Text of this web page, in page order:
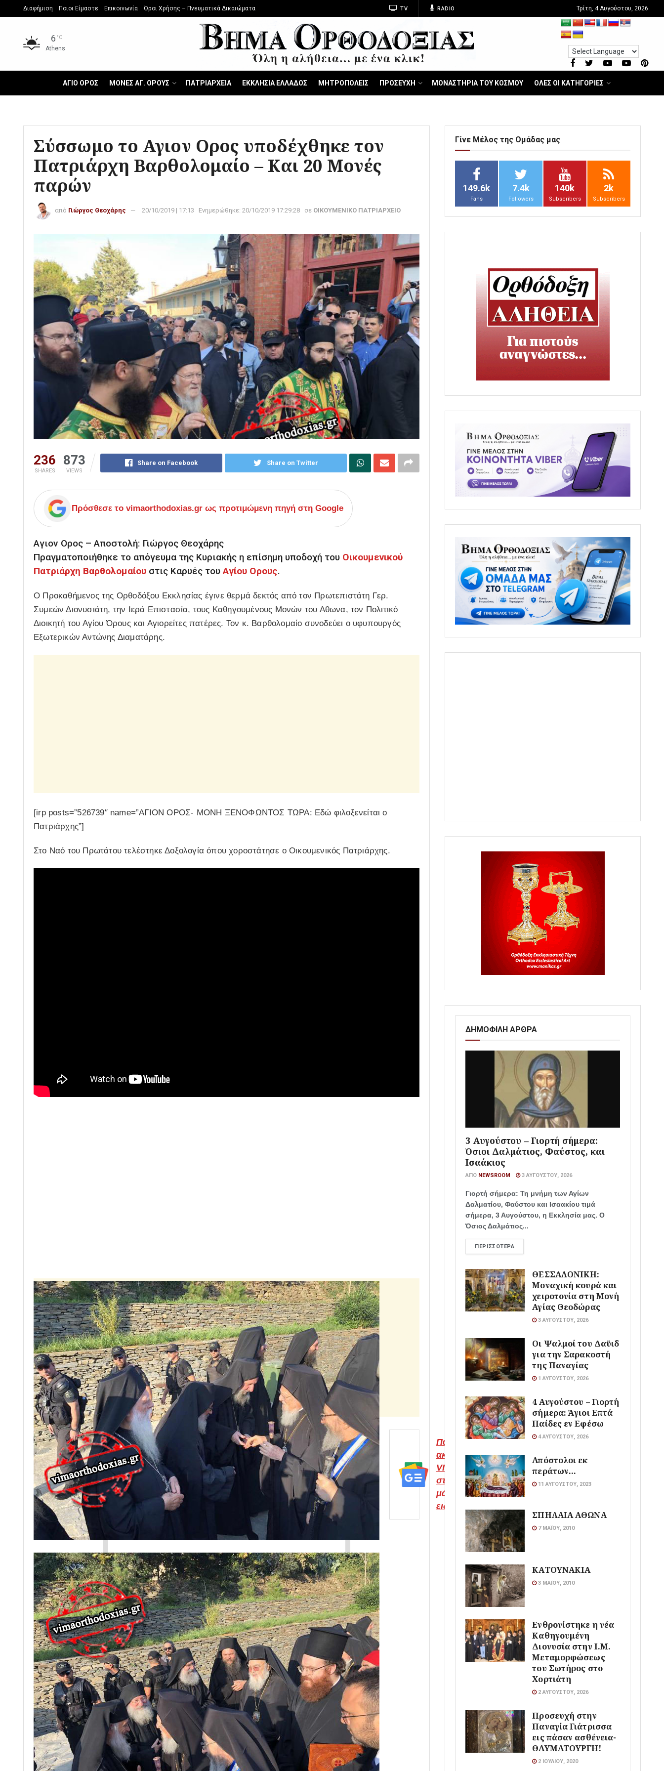
Διαφήμιση Ποιοι Είμαστε Επικοινωνία Όροι Χρήσης – Πνευματικά Δικαιώματα TV RADIO Τρίτη, 4 Αυγούστου, 2026
6 °C
Athens
ΑΓΙΟ ΟΡΟΣ ΜΟΝΕΣ ΑΓ. ΟΡΟΥΣ ΠΑΤΡΙΑΡΧΕΙΑ ΕΚΚΛΗΣΙΑ ΕΛΛΑΔΟΣ ΜΗΤΡΟΠΟΛΕΙΣ ΠΡΟΣΕΥΧΗ ΜΟΝΑΣΤΗΡΙΑ ΤΟΥ ΚΟΣΜΟΥ ΟΛΕΣ ΟΙ ΚΑΤΗΓΟΡΙΕΣ
Σύσσωμο το Αγιον Ορος υποδέχθηκε τον
Πατριάρχη Βαρθολομαίο – Και 20 Μονές
παρών
από Γιώργος Θεοχάρης 20/10/2019 | 17:13 Ενημερώθηκε: 20/10/2019 17:29:28 σε ΟΙΚΟΥΜΕΝΙΚΟ ΠΑΤΡΙΑΡΧΕΙΟ
236
SHARES
873
VIEWS
Share on Facebook Share on Twitter
Πρόσθεσε το vimaorthodoxias.gr ως προτιμώμενη πηγή στη Google
Αγιον Ορος – Αποστολή: Γιώργος Θεοχάρης
Πραγματοποιήθηκε το απόγευμα της Κυριακής η επίσημη υποδοχή του Οικουμενικού
Πατριάρχη Βαρθολομαίου στις Καρυές τουΑγίου Ορους.
Ο Προκαθήμενος της Ορθοδόξου Εκκλησίας έγινε θερμά δεκτός από τον Πρωτεπιστάτη Γερ.
Συμεών Διονυσιάτη, την Ιερά Επιστασία, τους Καθηγουμένους Μονών του Αθωνα, τον Πολιτικό
Διοικητή του Αγίου Όρους και Αγιορείτες πατέρες. Τον κ. Βαρθολομαίο συνοδεύει ο υφυπουργός
Εξωτερικών Αντώνης Διαματάρης.
[irp posts=”526739″ name=”ΑΓΙΟΝ ΟΡΟΣ- ΜΟΝΗ ΞΕΝΟΦΩΝΤΟΣ ΤΩΡΑ: Εδώ φιλοξενείται ο
Πατριάρχης”]
Στο Ναό του Πρωτάτου τελέστηκε Δοξολογία όπου χοροστάτησε ο Οικουμενικός Πατριάρχης.
Πάτα εδώ και
ακολούθησε το
VIMAORTHODOXIAS.gr
στο Google News και
μάθε πρώτος όλες τις
ειδήσεις
Γίνε Μέλος της Ομάδας μας
149.6k
Fans
7.4k
Followers
140k
Subscribers
2k
Subscribers
ΔΗΜΟΦΙΛΗ ΑΡΘΡΑ
3 Αυγούστου – Γιορτή σήμερα:
Όσιοι Δαλμάτιος, Φαύστος, και
Ισαάκιος
ΑΠΌ NEWSROOM 3 ΑΥΓΟΎΣΤΟΥ, 2026
Γιορτή σήμερα: Τη μνήμη των Αγίων
Δαλματίου, Φαύστου και Ισαακίου τιμά
σήμερα, 3 Αυγούστου, η Εκκλησία μας. Ο
Όσιος Δαλμάτιος...
ΠΕΡΙΣΣΌΤΕΡΑ
ΘΕΣΣΑΛΟΝΙΚΗ:
Μοναχική κουρά και
χειροτονία στη Μονή
Αγίας Θεοδώρας
3 ΑΥΓΟΎΣΤΟΥ, 2026
Οι Ψαλμοί του Δαϋιδ
για την Σαρακοστή
της Παναγίας
1 ΑΥΓΟΎΣΤΟΥ, 2026
4 Αυγούστου – Γιορτή
σήμερα: Άγιοι Επτά
Παίδες εν Εφέσω
4 ΑΥΓΟΎΣΤΟΥ, 2026
Απόστολοι εκ
περάτων…
11 ΑΥΓΟΎΣΤΟΥ, 2023
ΣΠΗΛΑΙΑ ΑΘΩΝΑ
7 ΜΑΪ́ΟΥ, 2010
ΚΑΤΟΥΝΑΚΙΑ
3 ΜΑΪ́ΟΥ, 2010
Ενθρονίστηκε η νέα
Καθηγουμένη
Διονυσία στην Ι.Μ.
Μεταμορφώσεως
του Σωτήρος στο
Χορτιάτη
2 ΑΥΓΟΎΣΤΟΥ, 2026
Προσευχή στην
Παναγία Γιάτρισσα
εις πάσαν ασθένεια-
ΘΑΥΜΑΤΟΥΡΓΗ!
2 ΙΟΥΛΊΟΥ, 2020